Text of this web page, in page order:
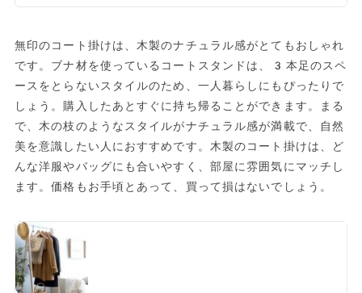
無印のコート掛けは、木製のナチュラル感がとてもおしゃれ
です。ブナ材を使っているコートスタンドは、3本足のスペ
ースをとらないスタイルのため、一人暮らしにもぴったりで
しょう。購入したあとすぐに持ち帰ることができます。まる
で、木の枝のようなスタイルがナチュラル感が満載で、自然
美を意識したい人におすすめです。木製のコート掛けは、ど
んな洋服やバッグにも合いやすく、部屋に雰囲気にマッチし
ます。価格もお手頃とあって、買って損はないでしょう。